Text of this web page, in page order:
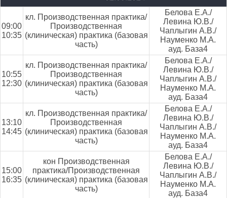
09:00
10:35
кл. Производственная практика/
Производственная
(клиническая) практика (базовая
часть)
Белова Е.А./
Левина Ю.В./
Чаплыгин А.В./
Науменко М.А.
ауд. База4
10:55
12:30
кл. Производственная практика/
Производственная
(клиническая) практика (базовая
часть)
Белова Е.А./
Левина Ю.В./
Чаплыгин А.В./
Науменко М.А.
ауд. База4
13:10
14:45
кл. Производственная практика/
Производственная
(клиническая) практика (базовая
часть)
Белова Е.А./
Левина Ю.В./
Чаплыгин А.В./
Науменко М.А.
ауд. База4
15:00
16:35
кон Производственная
практика/Производственная
(клиническая) практика (базовая
часть)
Белова Е.А./
Левина Ю.В./
Чаплыгин А.В./
Науменко М.А.
ауд. База4